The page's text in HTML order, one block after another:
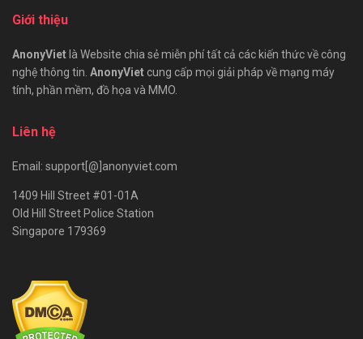
Giới thiệu
AnonyViet là Website chia sẻ miễn phí tất cả các kiến thức về công
nghệ thông tin. AnonyViet cung cấp mọi giải pháp về mạng máy
tính, phần mềm, đồ họa và MMO.
Liên hệ
Email: support[@]anonyviet.com
1409 Hill Street #01-01A
Old Hill Street Police Station
Singapore 179369